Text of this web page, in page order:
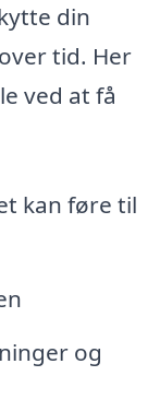
din
tid. Her
ved at få
kan føre til
og